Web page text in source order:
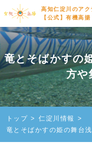
高知仁淀川のア
【公式】有機高揚
竜とそばかすの
方や
トップ
仁淀川情報
竜とそばかすの姫の舞台